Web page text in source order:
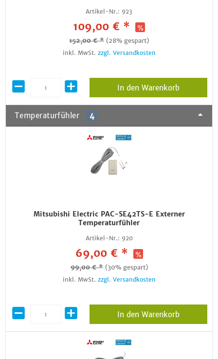
Artikel-Nr.: 923
109,00 € *
152,00 € * (28% gespart)
inkl. MwSt. zzgl. Versandkosten
In den Warenkorb
Temperaturfühler 4
Mitsubishi Electric PAC-SE42TS-E Externer
Temperaturfühler
Artikel-Nr.: 920
69,00 € *
99,00 € * (30% gespart)
inkl. MwSt. zzgl. Versandkosten
In den Warenkorb